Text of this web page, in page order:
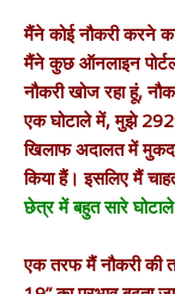
मैंने कोई नौकरी करने
मैंने कुछ ऑनलाइन
नौकरी खोज रहा हूं,
एक घोटाले में, मुझे
खिलाफ अदालत में
किया हैं। इसलिए मैं
छेत्र में बहुत सारे
एक तरफ मैं नौकरी की